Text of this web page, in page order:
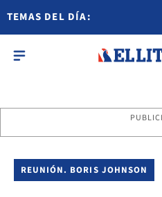
TEMAS DEL DÍA:
REUNIÓN. BORIS JOHNSON